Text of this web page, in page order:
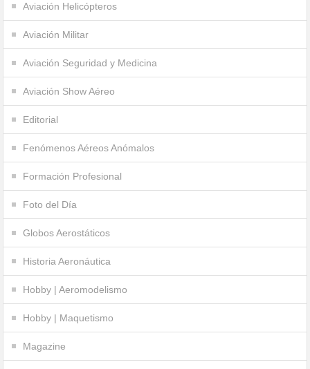
Aviación Helicópteros
Aviación Militar
Aviación Seguridad y Medicina
Aviación Show Aéreo
Editorial
Fenómenos Aéreos Anómalos
Formación Profesional
Foto del Día
Globos Aerostáticos
Historia Aeronáutica
Hobby | Aeromodelismo
Hobby | Maquetismo
Magazine